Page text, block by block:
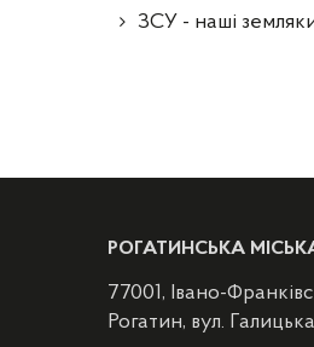
ЗСУ - наші
РОГАТИНСЬКА
77001, Івано-
Рогатин, вул.